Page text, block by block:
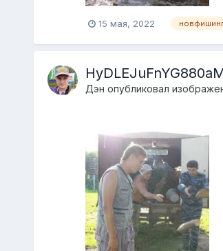
15 мая, 2022
Дэн опубликовал